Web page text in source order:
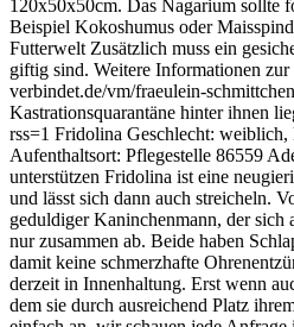
120x50x50cm. Das Nagarium sollte
Beispiel Kokoshumus oder
Futterwelt Zusätzlich muss ein
giftig sind. Weitere Informationen
verbindet.de/vm/fraeulein-
Kastrationsquarantäne hinter ihnen
rss=1 Fridolina Geschlecht:
Aufenthaltsort: Pflegestelle 86559
unterstützen Fridolina ist eine
und lässt sich dann auch streicheln.
geduldiger Kaninchenmann, der sich
nur zusammen ab. Beide haben
damit keine schmerzhafte
derzeit in Innenhaltung. Erst wenn
dem sie durch ausreichend Platz